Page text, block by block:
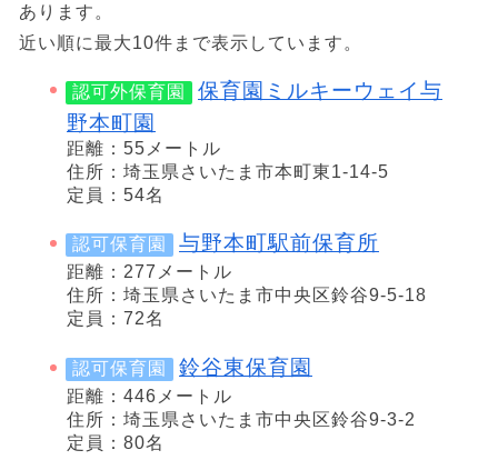
あります。
近い順に最大10件まで表示しています。
認可外保育園
保育園ミルキーウェイ与
野本町園
距離：55メートル
住所：埼玉県さいたま市本町東1-14-5
定員：54名
認可保育園 与野本町駅前保育所
距離：277メートル
住所：埼玉県さいたま市中央区鈴谷9-5-18
定員：72名
認可保育園 鈴谷東保育園
距離：446メートル
住所：埼玉県さいたま市中央区鈴谷9-3-2
定員：80名